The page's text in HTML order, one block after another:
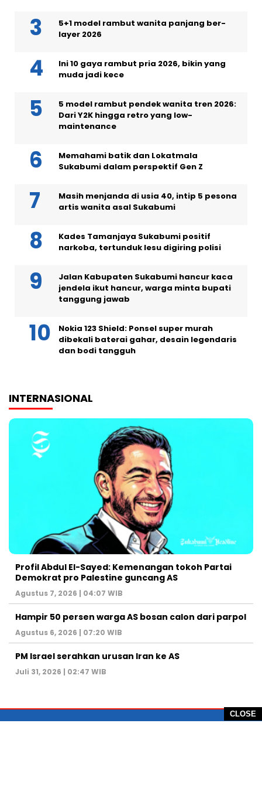
CLOSE
5+1 model rambut wanita panjang ber-
layer 2026
Ini 10 gaya rambut pria 2026, bikin yang
muda jadi kece
5 model rambut pendek wanita tren 2026:
Dari Y2K hingga retro yang low-
maintenance
Memahami batik dan Lokatmala
Sukabumi dalam perspektif Gen Z
Masih menjanda di usia 40, intip 5 pesona
artis wanita asal Sukabumi
Kades Tamanjaya Sukabumi positif
narkoba, tertunduk lesu digiring polisi
Jalan Kabupaten Sukabumi hancur kaca
jendela ikut hancur, warga minta bupati
tanggung jawab
Nokia 123 Shield: Ponsel super murah
dibekali baterai gahar, desain legendaris
dan bodi tangguh
INTERNASIONAL
Profil Abdul El-Sayed: Kemenangan tokoh Partai
Demokrat pro Palestine guncang AS
Agustus 7, 2026 | 04:07 WIB
Hampir 50 persen warga AS bosan calon dari parpol
Agustus 6, 2026 | 07:20 WIB
PM Israel serahkan urusan Iran ke AS
Juli 31, 2026 | 02:47 WIB